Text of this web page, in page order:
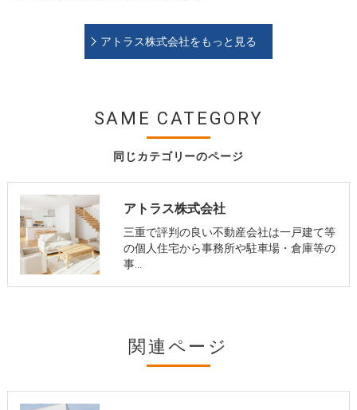
アトラス株式会社をもっと見る
同じカテゴリーのページ
SAME CATEGORY
アトラス株式会社
三重で評判の良い不動産会社は一戸建て等
の個人住宅から事務所や駐車場・倉庫等の
事…
関連ページ